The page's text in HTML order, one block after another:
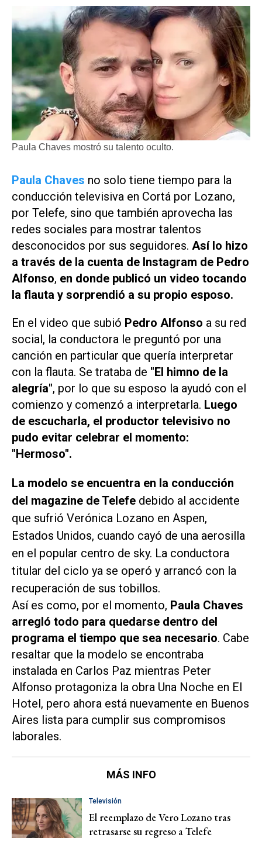
Paula Chaves mostró su talento oculto.
Paula Chaves no solo tiene tiempo para la
conducción televisiva en Cortá por Lozano,
por Telefe, sino que también aprovecha las
redes sociales para mostrar talentos
desconocidos por sus seguidores. Así lo hizo
a través de la cuenta de Instagram de Pedro
Alfonso, en donde publicó un video tocando
la flauta y sorprendió a su propio esposo.
En el video que subió Pedro Alfonso a su red
social, la conductora le preguntó por una
canción en particular que quería interpretar
con la flauta. Se trataba de "El himno de la
alegría", por lo que su esposo la ayudó con el
comienzo y comenzó a interpretarla. Luego
de escucharla, el productor televisivo no
pudo evitar celebrar el momento:
"Hermoso".
La modelo se encuentra en la conducción
del magazine de Telefe debido al accidente
que sufrió Verónica Lozano en Aspen,
Estados Unidos, cuando cayó de una aerosilla
en el popular centro de sky. La conductora
titular del ciclo ya se operó y arrancó con la
recuperación de sus tobillos.
Así es como, por el momento, Paula Chaves
arregló todo para quedarse dentro del
programa el tiempo que sea necesario. Cabe
resaltar que la modelo se encontraba
instalada en Carlos Paz mientras Peter
Alfonso protagoniza la obra Una Noche en El
Hotel, pero ahora está nuevamente en Buenos
Aires lista para cumplir sus compromisos
laborales.
MÁS INFO
Televisión
El reemplazo de Vero Lozano tras
retrasarse su regreso a Telefe